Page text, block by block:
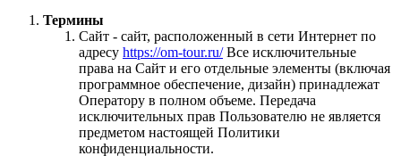
Термины
Сайт - сайт, расположенный в сети Интернет по
адресу https://om-tour.ru/Все исключительные
права на Сайт и его отдельные элементы (включая
программное обеспечение, дизайн) принадлежат
Оператору в полном объеме. Передача
исключительных прав Пользователю не является
предметом настоящей Политики
конфиденциальности.